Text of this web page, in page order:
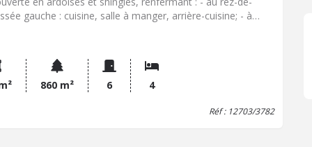
gauche : cuisine, salle à manger, arrière-cuisine; - à
et jardin En côté droit sous même pan de toiture : petit
renfermant séjour avec meuble évier, une chambre,
(avec lavabo, WC, bac de douche) En face : véranda
Prix net vendeur : 130.000,00 EUR + 5.000,00 EUR
860 m² 6 4
Réf : 12703/3782